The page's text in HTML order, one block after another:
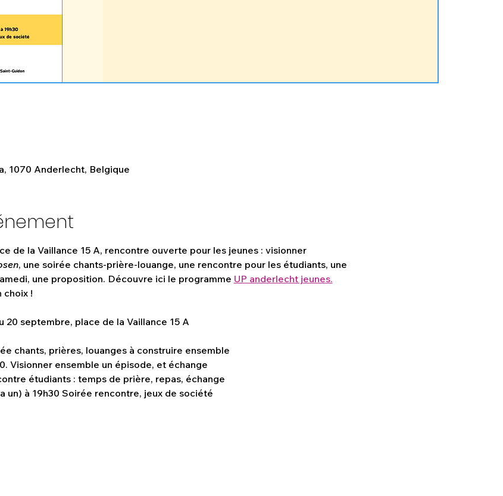
1070 Anderlecht, Belgique
de la Vaillance 15 A, rencontre ouverte pour les jeunes : visionner
, une soirée chants-prière-louange, une rencontre pour les étudiants, une
une proposition. Découvre ici le programme UP anderlecht jeunes.
choix !
septembre, place de la Vaillance 15 A
chants, prières, louanges à construire ensemble
Visionner ensemble un épisode, et échange
étudiants : temps de prière, repas, échange
un) à 19h30 Soirée rencontre, jeux de société